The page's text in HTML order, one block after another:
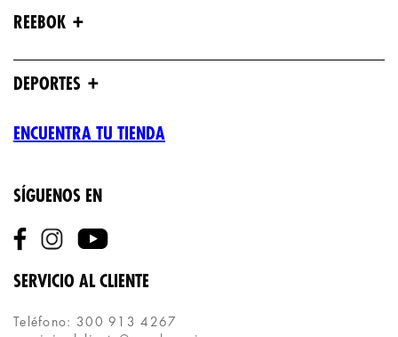
REEBOK +
DEPORTES +
ENCUENTRA TU TIENDA
SÍGUENOS EN
SERVICIO AL CLIENTE
Teléfono: 300 913 4267